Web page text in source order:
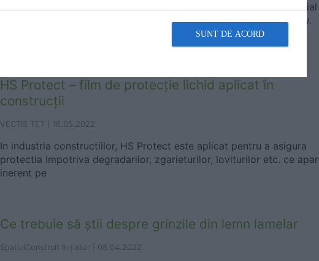
Glulam este o alternativă naturală la oțel sau beton, este un material
structural natural care are un aspect economic, puternic și atractiv.
HS Protect – film de protecţie lichid aplicat în
construcţii
VECTIS TET | 16.05.2022
In industria constructiilor, HS Protect este aplicat pentru a asigura
protectia impotriva degradarilor, zgarieturilor, loviturilor etc. ce apar
inerent pe
Ce trebuie să știi despre grinzile din lemn lamelar
SpatiulConstruit Inițiator | 08.04.2022
SUNT DE ACORD